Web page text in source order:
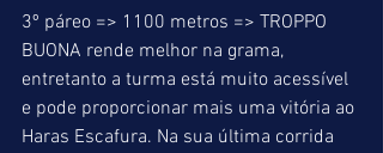
3º páreo => 1100 metros => TROPPO
BUONA rende melhor na grama,
entretanto a turma está muito acessível
e pode proporcionar mais uma vitória ao
Haras Escafura. Na sua última corrida